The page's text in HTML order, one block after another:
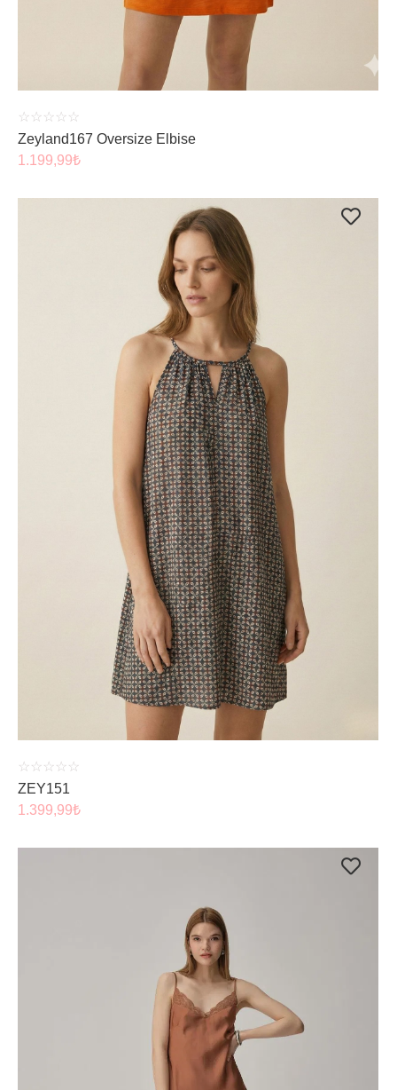
☆ ☆ ☆ ☆ ☆
Zeyland167 Oversize Elbise
1.199,99₺
ÜRÜNÜ İNCELE
☆ ☆ ☆ ☆ ☆
ZEY151
1.399,99₺